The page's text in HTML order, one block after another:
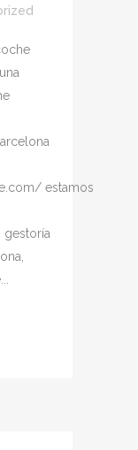
estamos
gestoría